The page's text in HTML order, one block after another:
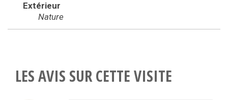
Extérieur
Nature
LES AVIS SUR CETTE VISITE